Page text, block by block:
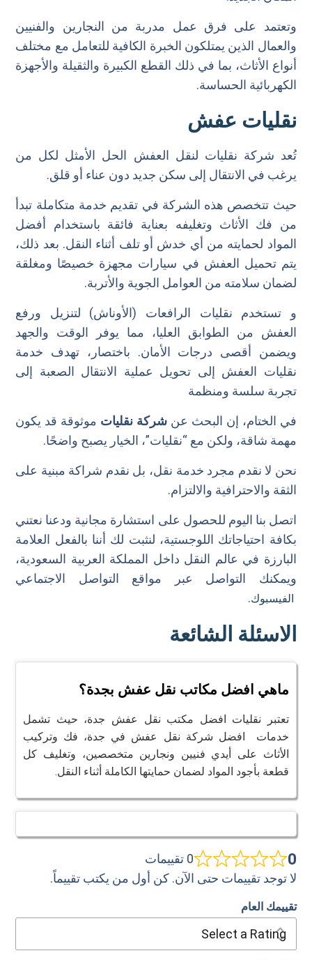
وتعتمد على فرق عمل مدربة من النجارين والفنيين
والعمال الذين يمتلكون الخبرة الكافية للتعامل مع مختلف
أنواع الأثاث، بما في ذلك القطع الكبيرة والثقيلة والأجهزة
الكهربائية الحساسة.
نقليات عفش
تُعد شركة نقليات لنقل العفش الحل الأمثل لكل من
يرغب في الانتقال إلى سكن جديد دون عناء أو قلق.
حيث تتخصص هذه الشركة في تقديم خدمة متكاملة تبدأ
من فك الأثاث وتغليفه بعناية فائقة باستخدام أفضل
المواد لحمايته من أي خدش أو تلف أثناء النقل. بعد ذلك،
يتم تحميل العفش في سيارات مجهزة خصيصًا ومغلقة
لضمان سلامته من العوامل الجوية والأتربة.
و تستخدم نقليات الرافعات (الأوناش) لتنزيل ورفع
العفش من الطوابق العليا، مما يوفر الوقت والجهد
ويضمن أقصى درجات الأمان. باختصار، تهدف خدمة
نقليات العفش إلى تحويل عملية الانتقال الصعبة إلى
تجربة سلسة ومنظمة
في الختام، إن البحث عن شركة نقليات موثوقة قد يكون
مهمة شاقة، ولكن مع “نقليات”، الخيار يصبح واضحًا.
نحن لا نقدم مجرد خدمة نقل، بل نقدم شراكة مبنية على
الثقة والاحترافية والالتزام.
اتصل بنا اليوم للحصول على استشارة مجانية ودعنا نعتني
بكافة احتياجاتك اللوجستية، لنثبت لك أننا بالفعل العلامة
البارزة في عالم النقل داخل المملكة العربية السعودية،
ويمكنك التواصل عبر مواقع التواصل الاجتماعي
الفيسبوك.
الاسئلة الشائعة
ماهي افضل مكاتب نقل عفش بجدة؟
تعتبر نقليات افضل مكتب نقل عفش جدة، حيث تشمل
خدمات افضل شركة نقل عفش في جدة، فك وتركيب
الأثاث على أيدي فنيين ونجارين متخصصين، وتغليف كل
قطعة بأجود المواد لضمان حمايتها الكاملة أثناء النقل.
0
0 تقييمات
لا توجد تقييمات حتى الآن. كن أول من يكتب تقييماً.
تقييمك العام